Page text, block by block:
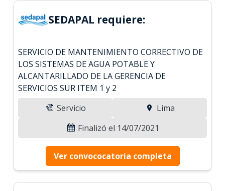
SEDAPAL requiere:
SERVICIO DE MANTENIMIENTO CORRECTIVO DE
LOS SISTEMAS DE AGUA POTABLE Y
ALCANTARILLADO DE LA GERENCIA DE
SERVICIOS SUR ITEM 1 y 2
Servicio
Lima
Finalizó el 14/07/2021
Ver convococatoria completa